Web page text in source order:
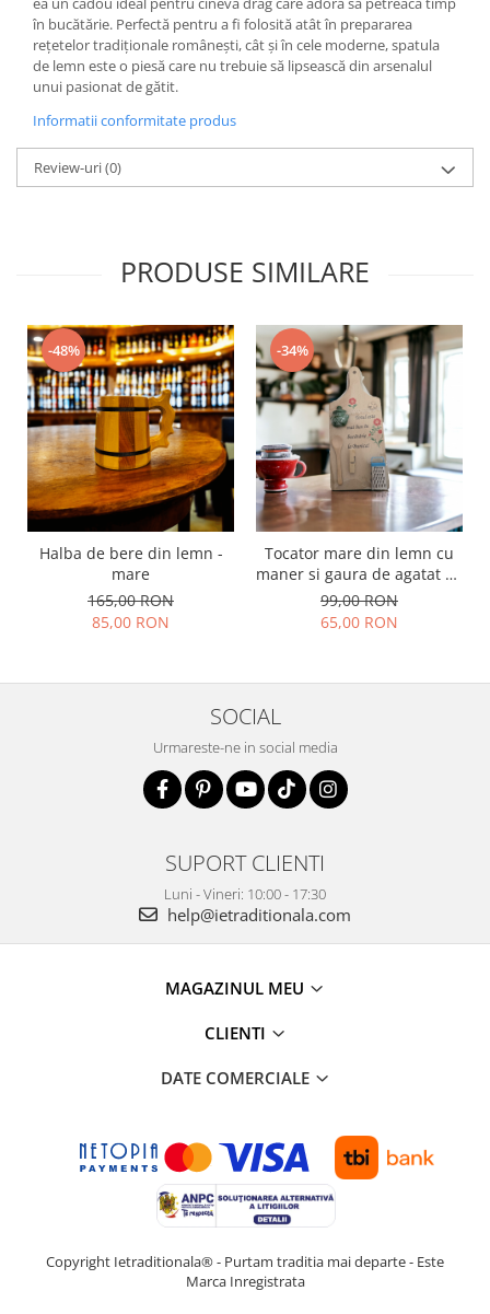
în bucătărie. Perfectă pentru a fi folosită atât în prepararea
rețetelor tradiționale românești, cât și în cele moderne, spatula
de lemn este o piesă care nu trebuie să lipsească din arsenalul
unui pasionat de gătit.
Informatii conformitate produs
Review-uri(0)
PRODUSE SIMILARE
-48%
Halba de bere din lemn -
mare
165,00 RON
85,00 RON
-34%
Tocator mare din lemn cu
maner si gaura de agatat 35
cm si accesorii - Bunica
99,00 RON
65,00 RON
SOCIAL
Urmareste-ne in social media
SUPORT CLIENTI
Luni - Vineri: 10:00 - 17:30
help@ietraditionala.com
MAGAZINUL MEU
CLIENTI
DATE COMERCIALE
Copyright Ietraditionala® - Purtam traditia mai departe - Este
Marca Inregistrata